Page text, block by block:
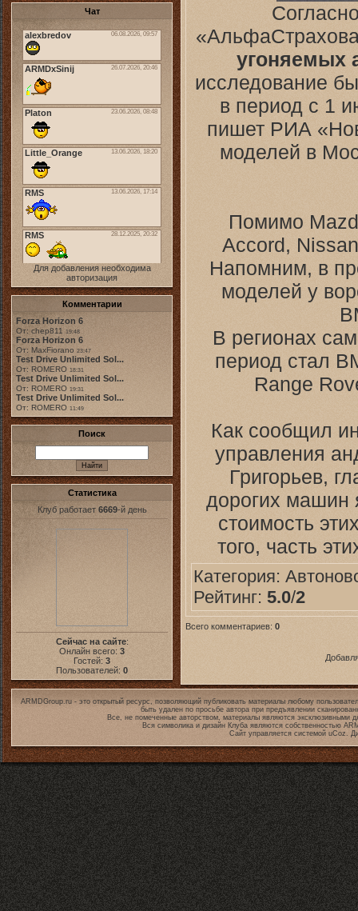
Чат
Для добавления необходима
авторизация
Комментарии
Forza Horizon 6
От: chep811 19:48
Forza Horizon 6
От: MaxFiorano 23:47
Test Drive Unlimited Sol...
От: ROMERO 18:31
Test Drive Unlimited Sol...
От: ROMERO 19:31
Test Drive Unlimited Sol...
От: ROMERO 11:49
Поиск
Статистика
Клуб работает 6669-й день
Сейчас на сайте:
Онлайн всего: 3
Гостей: 3
Пользователей: 0
угоняемых
исследование
в период с 1
пишет РИА
моделей в
Помимо
Accord,
Напомним, в
моделей у
В регионах
период стал
Range
Как сообщил
управления
Григорьев,
дорогих машин
стоимость
того, часть
Категория:
Рейтинг: 5.0/2
Всего комментариев: 0
ARMDGroup.ru - это открытый ресурс, позволяющий публиковать материалы любому
быть удален по просьбе автора при предъявлении
Все, не помеченные авторством, материалы являются эксклюзивными
Вся символика и дизайн Клуба являются собственностью
Сайт управляется системой uCoz.